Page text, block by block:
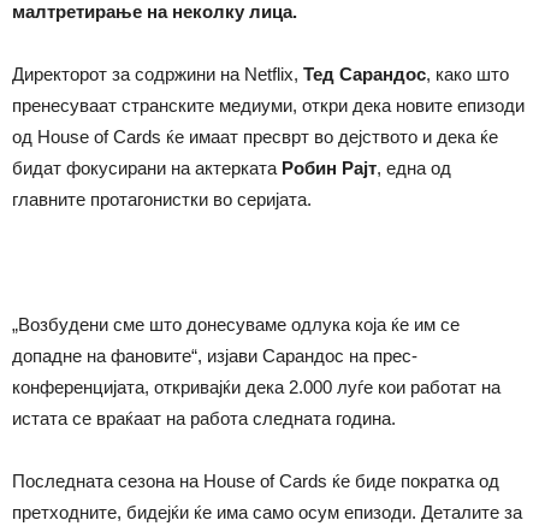
малтретирање на неколку лица.
Директорот за содржини на Netflix, Тед Сарандос, како што
пренесуваат странските медиуми, откри дека новите епизоди
од House of Cards ќе имаат пресврт во дејството и дека ќе
бидат фокусирани на актерката Робин Рајт, една од
главните протагонистки во серијата.
„Возбудени сме што донесуваме одлука која ќе им се
допадне на фановите“, изјави Сарандос на прес-
конференцијата, откривајќи дека 2.000 луѓе кои работат на
истата се враќаат на работа следната година.
Последната сезона на House of Cards ќе биде пократка од
претходните, бидејќи ќе има само осум епизоди. Деталите за